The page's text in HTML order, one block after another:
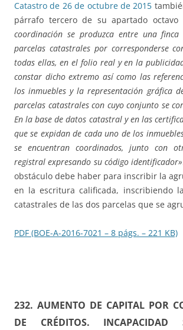
Catastro de 26 de octubre de 2015
párrafo tercero de su apartado octavo
coordinación se produzca entre una
parcelas catastrales por corresponderse
todas ellas, en el folio real y en la
constar dicho extremo así como las
los inmuebles y la representación gráfica
parcelas catastrales con cuyo conjunto se
En la base de datos catastral y en las
que se expidan de cada uno de los
se encuentran coordinados, junto con
registral expresando su código identificador»
obstáculo debe haber para inscribir la
en la escritura calificada, inscribiendo
catastrales de las dos parcelas que se
PDF (BOE-A-2016-7021 – 8 págs. – 221 KB)
232. AUMENTO DE CAPITAL POR
DE CRÉDITOS. INCAPACIDAD